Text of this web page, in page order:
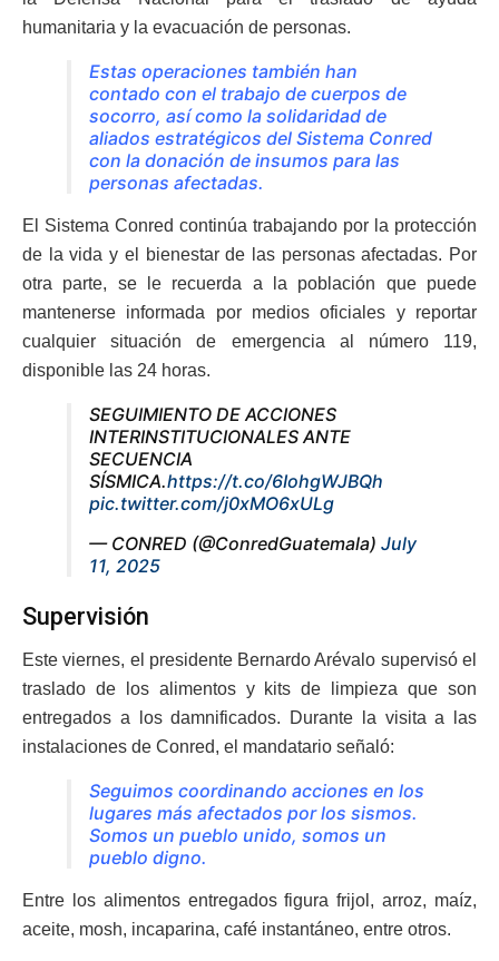
humanitaria y la evacuación de personas.
Estas operaciones también han
contado con el trabajo de cuerpos de
socorro, así como la solidaridad de
aliados estratégicos del Sistema Conred
con la donación de insumos para las
personas afectadas.
El Sistema Conred continúa trabajando por la protección
de la vida y el bienestar de las personas afectadas. Por
otra parte, se le recuerda a la población que puede
mantenerse informada por medios oficiales y reportar
cualquier situación de emergencia al número 119,
disponible las 24 horas.
SEGUIMIENTO DE ACCIONES
INTERINSTITUCIONALES ANTE
SECUENCIA
SÍSMICA.https://t.co/6IohgWJBQh
pic.twitter.com/j0xMO6xULg
— CONRED (@ConredGuatemala) July
11, 2025
Supervisión
Este viernes, el presidente Bernardo Arévalo supervisó el
traslado de los alimentos y kits de limpieza que son
entregados a los damnificados. Durante la visita a las
instalaciones de Conred, el mandatario señaló:
Seguimos coordinando acciones en los
lugares más afectados por los sismos.
Somos un pueblo unido, somos un
pueblo digno.
Entre los alimentos entregados figura frijol, arroz, maíz,
aceite, mosh, incaparina, café instantáneo, entre otros.